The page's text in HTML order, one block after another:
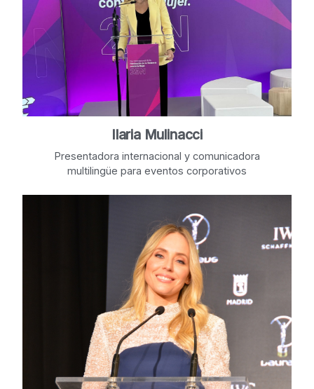
Ilaria Mulinacci
Presentadora internacional y comunicadora
multilingüe para eventos corporativos